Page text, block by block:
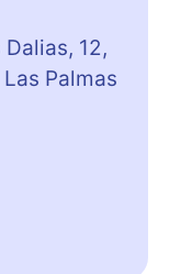
12,
Palmas